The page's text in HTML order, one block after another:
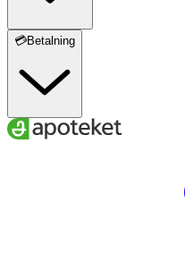
💳Betalning